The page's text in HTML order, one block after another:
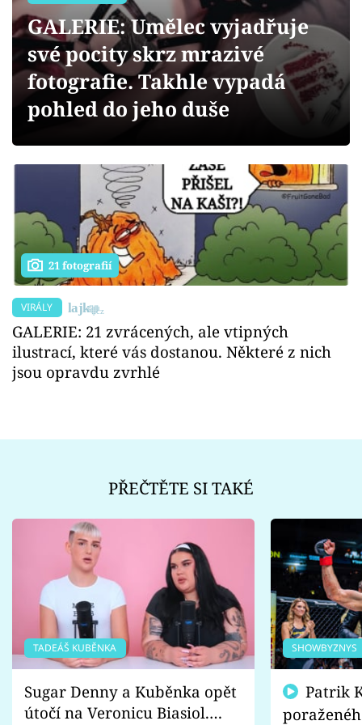
Videa
Sledujte prima+
GALERIE: Umělec vyjadřuje
své pocity skrz mrazivé
fotografie. Takhle vypadá
pohled do jeho duše
21 fotografií
VIRÁLY
GALERIE: 21 zvrácených, ale vtipných
ilustrací, které vás dostanou. Některé z nich
jsou opravdu zvrhlé
PŘEČTĚTE SI TAKÉ
TADEÁŠ KUBĚNKA
Sugar Denny a Kuběnka opět
útočí na Veronicu Biasiol.
SHOWBYZNYS